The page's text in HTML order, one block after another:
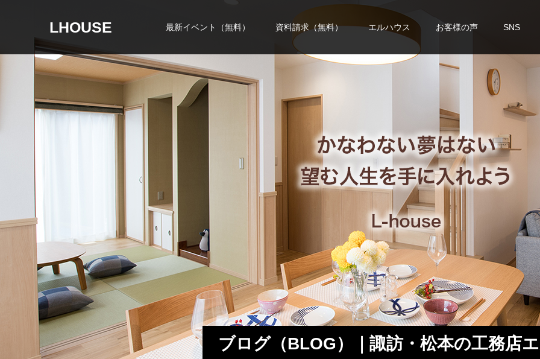
LHOUSE 最新イベント（無料） 資料請求（無料） エルハウス お客様の声 SNS
ブログ（BLOG）｜諏訪・松本の工務店